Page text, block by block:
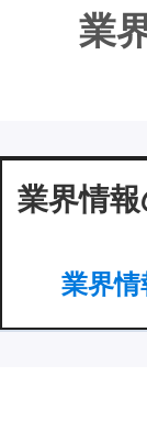
業
業界情
業界情